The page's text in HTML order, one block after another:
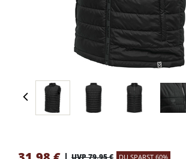
UVP 79,95 € DU SPARST 60%